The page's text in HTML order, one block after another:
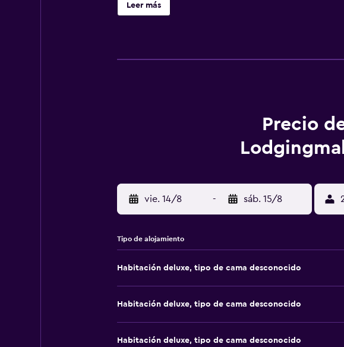
ya que permite a los huéspedes visitar
Leer más
Precio
vie. 14/8 - sáb. 15/8
Tipo de alojamiento
Habitación deluxe, tipo de cama desconocido
Habitación deluxe, tipo de cama desconocido
Habitación deluxe, tipo de cama desconocido